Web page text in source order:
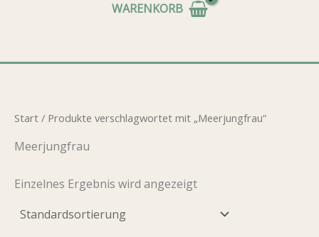
WARENKORB
Start / Produkte verschlagwortet mit „Meerjungfrau“
Meerjungfrau
Einzelnes Ergebnis wird angezeigt